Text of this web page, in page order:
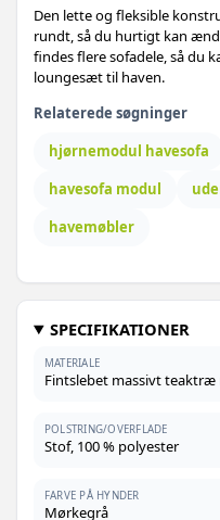
Den lette og fleksible
rundt, så du hurtigt kan
findes flere sofadele, så du
loungesæt til haven.
Relaterede søgninger
hjørnemodul havesofa
havesofa modul
havemøbler
SPECIFIKATIONER
MATERIALE
Fintslebet massivt
POLSTRING/OVERFLADE
Stof, 100 % polyester
FARVE PÅ HYNDER
Mørkegrå